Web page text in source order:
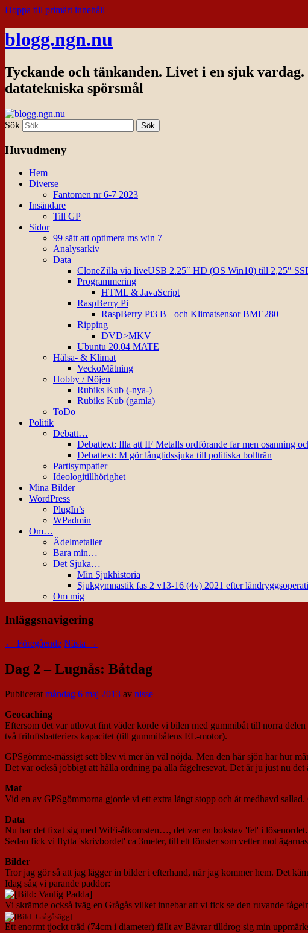
Hoppa till primärt innehåll
blogg.ngn.nu
Tyckande och tänkanden. Livet i en sjuk
datatekniska spörsmål
Sök
Huvudmeny
Hem
Diverse
Fantomen nr 6-7 2023
Insändare
Till GP
Sidor
99 sätt att optimera ms win 7
Analysarkiv
Data
CloneZilla via liveUSB 2.25″ HD (OS Win10) till 2,25″
Programmering
HTML & JavaScript
RaspBerry Pi
RaspBerry Pi3 B+ och Klimatsensor BME280
Ripping
DVD>MKV
Ubuntu 20.04 MATE
Hälsa- & Klimat
VeckoMätning
Hobby / Nöjen
Rubiks Kub (-nya-)
Rubiks Kub (gamla)
ToDo
Politik
Debatt…
Debattext: Illa att IF Metalls ordförande far men osanning
Debattext: M gör långtidssjuka till politiska bollträn
Partisympatier
Ideologitillhörighet
Mina Bilder
WordPress
PlugIn’s
WPadmin
Om…
Ädelmetaller
Bara min…
Det Sjuka…
Min Sjukhistoria
Sjukgymnastik fas 2 v13-16 (4v) 2021 efter
Om mig
Inläggsnavigering
← Föregående Nästa →
Dag 2 – Lugnås: Båtdag
Publiceratmåndag 6 maj 2013 av nisse
Geocaching
Eftersom det var utlovat fint väder körde vi bilen med gummibåt till norra
två friluftsbatteriers kapacitet (till gummibåtens EL-motor).
GPSgömme-mässigt sett blev vi mer än väl nöjda. Men den här sjön har hur
Det var också jobbigt att hålla ordning på alla fågelresevat. Det är ju just nu det
Mat
Vid en av GPSgömmorna gjorde vi ett extra långt stopp och åt medhavd
Data
Nu har det fixat sig med WiFi-åtkomsten…, det var en bokstav 'fel' i
Sedan fick vi flytta 'skrivbordet' ca 3meter, till ett fönster som vetter mot
Bilder
Tror jag gör så att jag lägger in bilder i efterhand, när jag kommer hem. Det
Idag såg vi parande paddor:
Vi skrämde också iväg en Grågås vilket innebar att vi fick se den ruvande
Ett enormt tjockt träd (74cm i diameter) fällt av Bävrar tilldrog sig min